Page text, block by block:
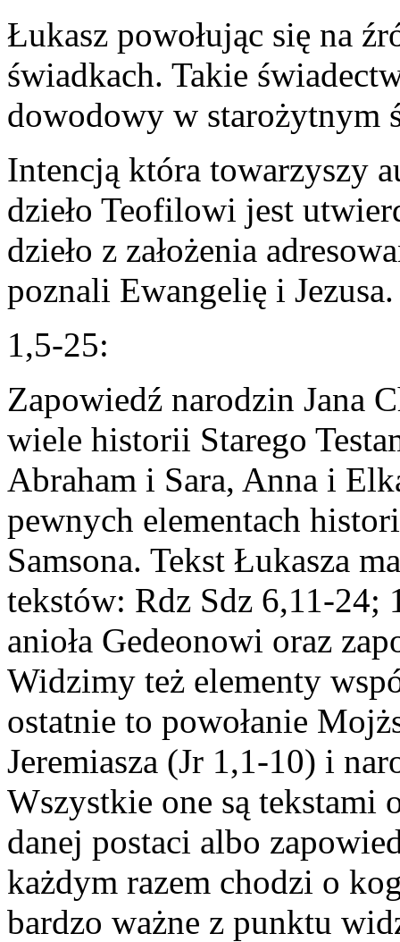
Łukasz powołując się na
świadkach. Takie
dowodowy w starożytnym
Intencją która towarzyszy
dzieło Teofilowi jest
dzieło z założenia
poznali Ewangelię i Jezusa.
1,5-25:
Zapowiedź narodzin Jana
wiele historii Starego
Abraham i Sara, Anna i
pewnych elementach
Samsona. Tekst Łukasza
tekstów: Rdz Sdz 6,11-
anioła Gedeonowi oraz
Widzimy też elementy
ostatnie to powołanie
Jeremiasza (Jr 1,1-10) i
Wszystkie one są tekstami
danej postaci albo
każdym razem chodzi o
bardzo ważne z punktu